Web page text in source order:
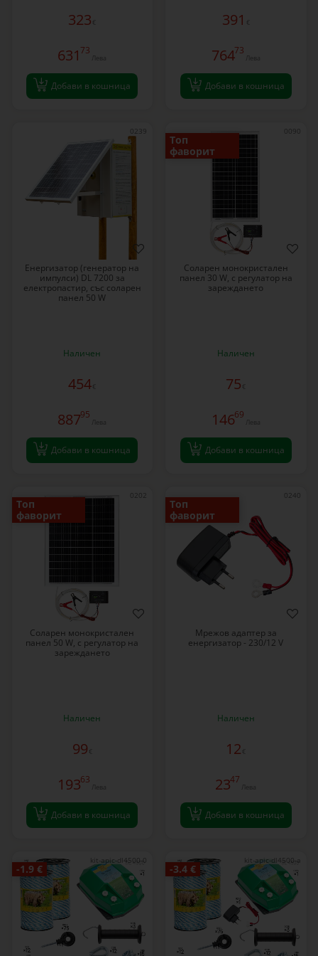
323 €
631 73
Лева
Добави в кошница
391 €
76473
Лева
Добави в кошница
0239
Eнергизатор (генератор на
импулси) DL 7200 за
електропастир, със соларен
панел 50 W
Наличен
454€
88795
Лева
Добави в кошница
0090
Топ
фаворит
Соларен монокристален
панел 30 W, с регулатор на
зареждането
Наличен
75 €
14669
Лева
Добави в кошница
0202
Топ
фаворит
Соларен монокристален
панел 50 W, с регулатор на
зареждането
Наличен
99 €
19363
Лева
Добави в кошница
0240
Топ
фаворит
Мрежов адаптер за
енергизатор - 230/12 V
Наличен
12 €
2347
Лева
Добави в кошница
kit-apic-dl4500-0
-1.9 €
kit-apic-dl4500-a
-3.4 €